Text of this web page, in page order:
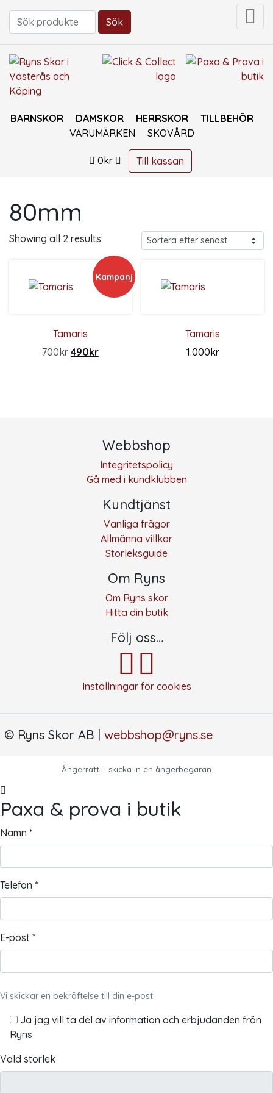
Sök efter:
Sök
BARNSKOR DAMSKOR HERRSKOR
TILLBEHÖR
VARUMÄRKEN
SKOVÅRD
0kr Till kassan
80mm
Showing all 2 results Sorted by latest
Kampanj
Tamaris
700kr Det ursprungliga priset var: 700kr.
490krDet nuvarande priset är: 490kr.
Tamaris
1.000kr
Webbshop
Integritetspolicy
Gå med i kundklubben
Kundtjänst
Vanliga frågor
Allmänna villkor
Storleksguide
Om Ryns
Om Ryns skor
Hitta din butik
Följ oss…
Inställningar för cookies
© Ryns Skor AB |webbshop@ryns.se
Ångerrätt – skicka in en ångerbegäran
Paxa & prova i butik
Namn *
Telefon *
E-post *
Vi skickar en bekräftelse till din e-post
Ja jag vill ta del av information och erbjudanden från
Ryns
Vald storlek